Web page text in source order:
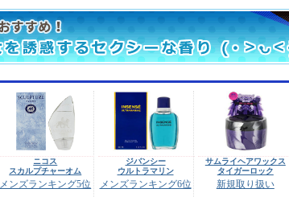
ニコス
スカルプチャーオム
メンズランキング5位
ジバンシー
ウルトラマリン
メンズランキング6位
サムライヘアワックス
タイガーロック
新規取り扱い